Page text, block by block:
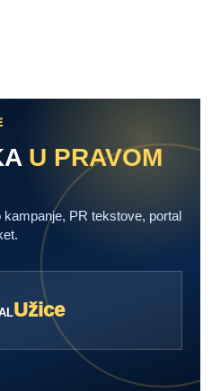
U PRAVOM
PR tekstove, portal
Užice